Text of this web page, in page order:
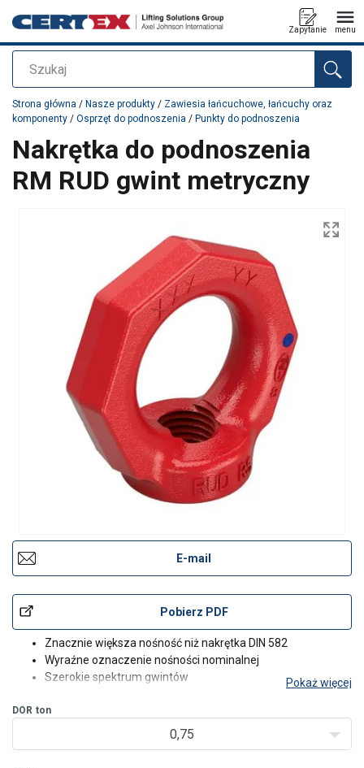
Szukaj
Zapytanie menu
Dodano do zapytania
Strona główna / Nasze produkty / Zawiesia łańcuchowe, łańcuchy oraz
komponenty / Osprzęt do podnoszenia / Punkty do podnoszenia
Nakrętka do podnoszenia
RM RUD gwint metryczny
E-mail
Pobierz PDF
Znacznie większa nośność niż nakrętka DIN 582
Wyraźne oznaczenie nośności nominalnej
Szerokie spektrum gwintów
Pokaż więcej
DOR ton
0,75